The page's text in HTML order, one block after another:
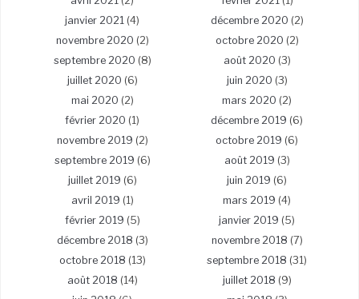
janvier 2021 (4) décembre 2020 (2)
novembre 2020 (2) octobre 2020 (2)
septembre 2020 (8) août 2020 (3)
juillet 2020 (6) juin 2020 (3)
mai 2020 (2) mars 2020 (2)
février 2020 (1) décembre 2019 (6)
novembre 2019 (2) octobre 2019 (6)
septembre 2019 (6) août 2019 (3)
juillet 2019 (6) juin 2019 (6)
avril 2019 (1) mars 2019 (4)
février 2019 (5) janvier 2019 (5)
décembre 2018 (3) novembre 2018 (7)
octobre 2018 (13) septembre 2018 (31)
août 2018 (14) juillet 2018 (9)